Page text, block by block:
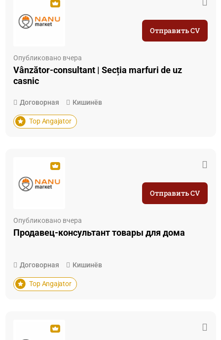
Опубликовано вчера
Vânzător-consultant | Secția marfuri de uz
casnic
Договорная Кишинёв
Top Angajator
Отправить CV
Опубликовано вчера
Продавец-консультант товары для дома
Договорная Кишинёв
Top Angajator
Отправить CV